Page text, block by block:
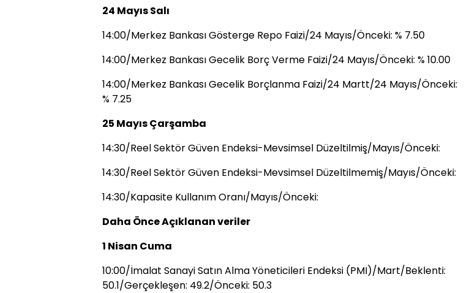
24 Mayıs Salı
14:00/Merkez Bankası Gösterge Repo Faizi/24 Mayıs/Önceki: % 7.50
14:00/Merkez Bankası Gecelik Borç Verme Faizi/24 Mayıs/Önceki: % 10.00
14:00/Merkez Bankası Gecelik Borçlanma Faizi/24 Martt/24 Mayıs/Önceki:
% 7.25
25 Mayıs Çarşamba
14:30/Reel Sektör Güven Endeksi-Mevsimsel Düzeltilmiş/Mayıs/Önceki:
14:30/Reel Sektör Güven Endeksi-Mevsimsel Düzeltilmemiş/Mayıs/Önceki:
14:30/Kapasite Kullanım Oranı/Mayıs/Önceki:
Daha Önce Açıklanan veriler
1 Nisan Cuma
10:00/İmalat Sanayi Satın Alma Yöneticileri Endeksi (PMI)/Mart/Beklenti:
50.1/Gerçekleşen: 49.2/Önceki: 50.3